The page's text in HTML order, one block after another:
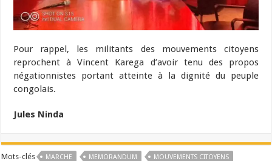
Pour rappel, les militants des mouvements citoyens
reprochent à Vincent Karega d’avoir tenu des propos
négationnistes portant atteinte à la dignité du peuple
congolais.
Jules Ninda
Mots-clés MARCHE MEMORANDUM
MOUVEMENTS CITOYENS